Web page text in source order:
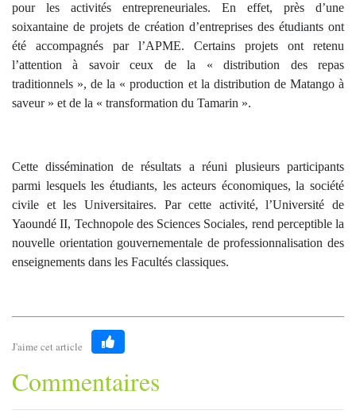
pour les activités entrepreneuriales. En effet, près d’une
soixantaine de projets de création d’entreprises des étudiants ont
été accompagnés par l’APME. Certains projets ont retenu
l’attention à savoir ceux de la « distribution des repas
traditionnels », de la « production et la distribution de Matango à
saveur » et de la « transformation du Tamarin ».
Cette dissémination de résultats a réuni plusieurs participants
parmi lesquels les étudiants, les acteurs économiques, la société
civile et les Universitaires. Par cette activité, l’Université de
Yaoundé II, Technopole des Sciences Sociales, rend perceptible la
nouvelle orientation gouvernementale de professionnalisation des
enseignements dans les Facultés classiques.
J'aime cet article
Like
Commentaires